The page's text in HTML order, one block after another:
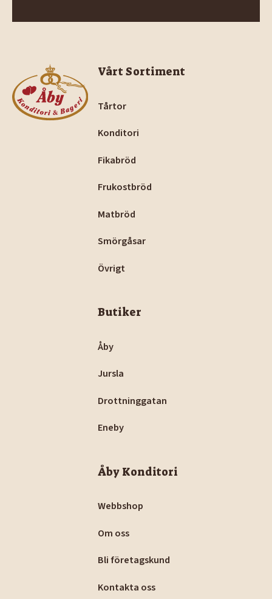
Vårt Sortiment
Tårtor
Konditori
Fikabröd
Frukostbröd
Matbröd
Smörgåsar
Övrigt
Butiker
Åby
Jursla
Drottninggatan
Eneby
Åby Konditori
Webbshop
Om oss
Bli företagskund
Kontakta oss